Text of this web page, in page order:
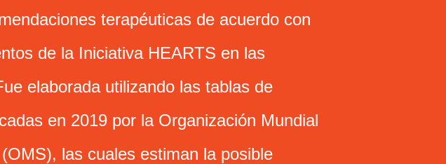
terapéuticas de acuerdo con
de la Iniciativa HEARTS en las
elaborada utilizando las tablas de
en 2019 por la Organización Mundial
las cuales estiman la posible